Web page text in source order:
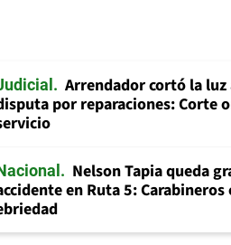
Arrendador cortó la
por reparaciones: Corte
Nelson Tapia queda
en Ruta 5: